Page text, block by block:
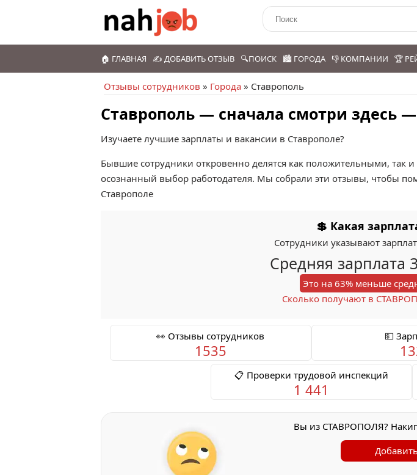
🏠 ГЛАВНАЯ ✍️ ДОБАВИТЬ ОТЗЫВ 🔍ПОИСК 🏙️ ГОРОДА 👎 КОМПАНИИ 🏆
Отзывы сотрудников » Города » Ставрополь
Ставрополь — сначала смотри здесь
Изучаете лучшие зарплаты и вакансии в Ставрополе?
Бывшие сотрудники откровенно делятся как положительными, так
осознанный выбор работодателя. Мы собрали эти отзывы, чтобы
Ставрополе
💲 Какая
Сотрудники указывают
Средняя зарплата
Это на 63% меньше
Сколько получают в
👀 Отзывы сотрудников
1535
💵
📋 Проверки трудовой инспекций
1 441
Вы из СТАВРОПОЛЯ?